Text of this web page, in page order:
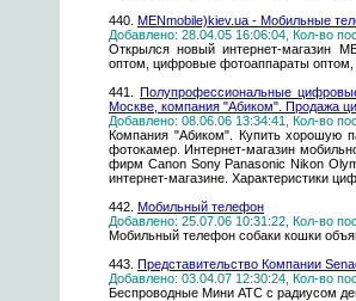
440. MENmobile)kiev.ua - Мобильные
Добавлено: 28.04.05 16:06:04, Кол-во
Открылся новый интернет-магазин
оптом, цифровые фотоаппараты оптом,
441. Полупрофессиональные
Москве, компания "Абиком". Продажа
Добавлено: 08.06.06 13:34:41, Кол-во
Компания "Абиком". Купить хорошую
фотокамер. Интернет-магазин
фирм Canon Sony Panasonic Nikon
интернет-магазине. Характеристики
442. Мобильный телефон
Добавлено: 25.07.06 10:31:22, Кол-во
Мобильный телефон собаки кошки
443. Представительство Компании
Добавлено: 03.04.07 12:30:24, Кол-во
Беспроводные Мини АТС c радиусом